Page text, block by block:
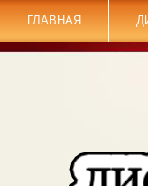
ГЛАВНАЯ